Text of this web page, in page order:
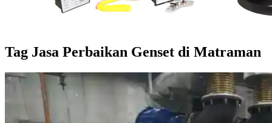
Tag Jasa Perbaikan Genset di Matraman